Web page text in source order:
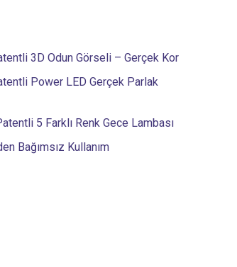
3D Odun Görseli – Gerçek Kor
Power LED Gerçek Parlak
5 Farklı Renk Gece Lambası
Bağımsız Kullanım